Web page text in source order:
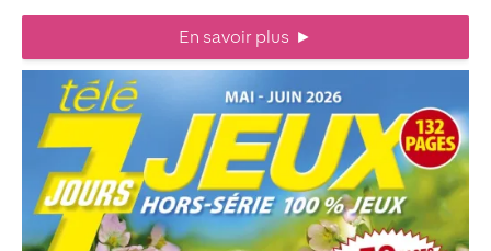
En savoir plus ►